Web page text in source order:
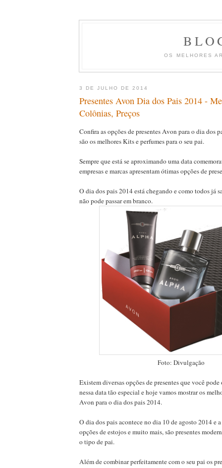
OS MELHORES
3 DE JULHO DE 2014
Presentes Avon Dia dos Pais 2014 -
Colônias, Preços
Confira as opções de presentes Avon para o dia dos
são os melhores Kits e perfumes para o seu pai.
Sempre que está se aproximando uma data
empresas e marcas apresentam ótimas opções de
O dia dos pais 2014 está chegando e como todos já
não pode passar em branco.
Foto: Divulgação
Existem diversas opções de presentes que você pode
nessa data tão especial e hoje vamos mostrar os
Avon para o dia dos pais 2014.
O dia dos pais acontece no dia 10 de agosto 2014 e
opções de estojos e muito mais, são presentes
o tipo de pai.
Além de combinar perfeitamente com o seu pai os